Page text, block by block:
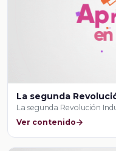
La segunda
La segunda Revolución
Ver contenido